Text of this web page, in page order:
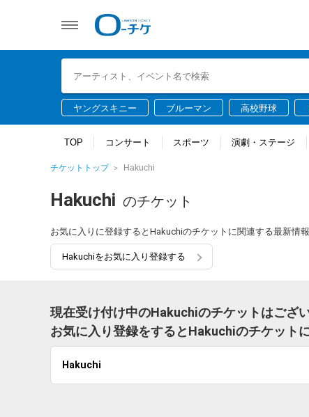
ヤングスキニー ブルーマン 高校野球
TOP コンサート スポーツ 演劇・ステージ
チケットトップ Hakuchi
Hakuchi のチケット
お気に入りに登録するとHakuchiのチケットに関連する最新情
Hakuchiをお気に入り登録する
現在受け付け中のHakuchiのチケットはござい
お気に入り登録をするとHakuchiのチケット
Hakuchi